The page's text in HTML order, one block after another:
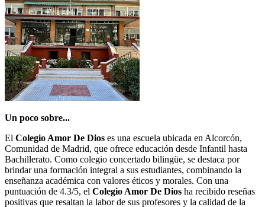
Un poco sobre...
El Colegio Amor De Dios es una escuela ubicada en Alcorcón,
Comunidad de Madrid, que ofrece educación desde Infantil hasta
Bachillerato. Como colegio concertado bilingüe, se destaca por
brindar una formación integral a sus estudiantes, combinando la
enseñanza académica con valores éticos y morales. Con una
puntuación de 4.3/5, el Colegio Amor De Dios ha recibido reseñas
positivas que resaltan la labor de sus profesores y la calidad de la